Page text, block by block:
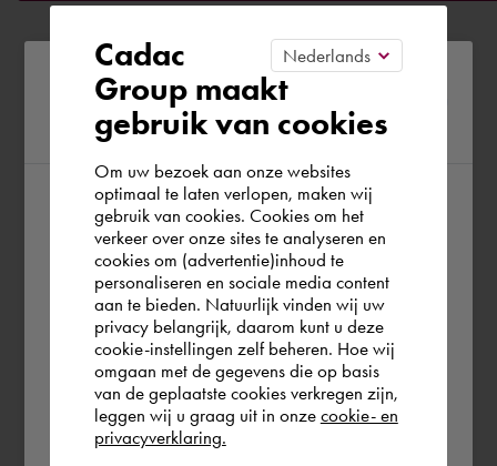
Please confirm your current
region
According to us you are situated in Rest of
the world. Please confirm in which country
you wish to shop.
België Rest of the world
Cadac
Group maakt
gebruik van cookies
Om uw bezoek aan onze websites
optimaal te laten verlopen, maken wij
gebruik van cookies. Cookies om het
verkeer over onze sites te analyseren en
cookies om (advertentie)inhoud te
personaliseren en sociale media content
aan te bieden. Natuurlijk vinden wij uw
privacy belangrijk, daarom kunt u deze
cookie-instellingen zelf beheren. Hoe wij
omgaan met de gegevens die op basis
van de geplaatste cookies verkregen zijn,
leggen wij u graag uit in onze cookie- en
privacyverklaring.